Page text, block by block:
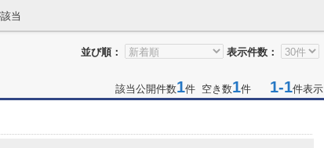
当
並び順： 表示件数：
該当公開件数1件 空き数1件 1-1件表示